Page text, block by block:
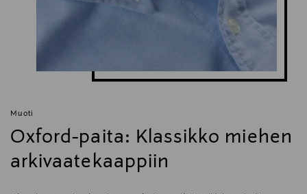
Muoti
Oxford-paita: Klassikko miehen
arkivaatekaappiin